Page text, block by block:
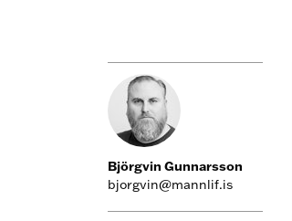
Björgvin Gunnarsson
bjorgvin@mannlif.is